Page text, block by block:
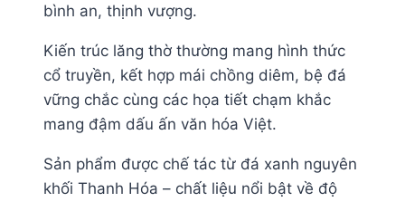
bình an, thịnh vượng.
Kiến trúc lăng thờ thường mang hình thức
cổ truyền, kết hợp mái chồng diêm, bệ đá
vững chắc cùng các họa tiết chạm khắc
mang đậm dấu ấn văn hóa Việt.
Sản phẩm được chế tác từ đá xanh nguyên
khối Thanh Hóa – chất liệu nổi bật về độ